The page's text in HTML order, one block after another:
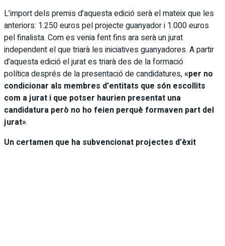
L’import dels premis d’aquesta edició serà el mateix que les
anteriors: 1.250 euros pel projecte guanyador i 1.000 euros
pel finalista. Com es venia fent fins ara serà un jurat
independent el que triarà les iniciatives guanyadores. A partir
d’aquesta edició el jurat es triarà des de la formació
política després de la presentació de candidatures,«per no
condicionar als membres d’entitats que són escollits
com a jurat i que potser haurien presentat una
candidatura però no ho feien perquè formaven part del
jurat».
Un certamen que ha subvencionat projectes d’èxit